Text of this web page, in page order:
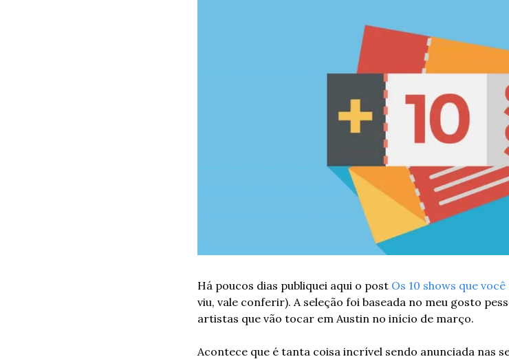
Há poucos dias publiquei aqui o post Os 10 shows que
viu, vale conferir). A seleção foi baseada no meu gosto
artistas que vão tocar em Austin no início de março.
Acontece que é tanta coisa incrível sendo anunciada nas